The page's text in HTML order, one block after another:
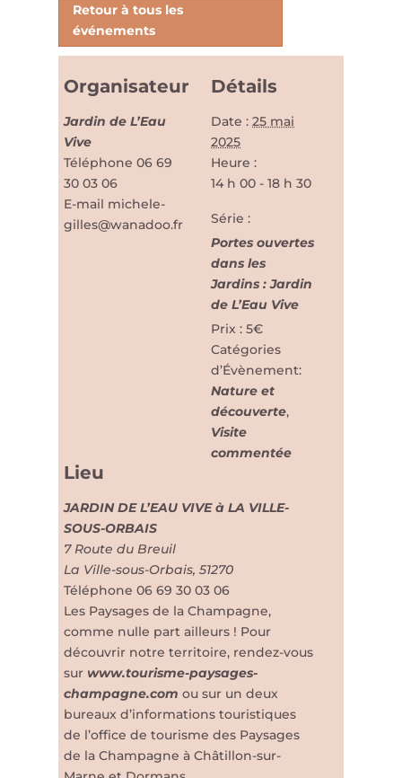
Détails
Date : 25 mai
2025
Heure :
14 h 00 - 18 h 30
Série :
Portes ouvertes
dans les
Jardins : Jardin
de L’Eau Vive
Prix : 5€
Catégories
d’Évènement:
Nature et
découverte,
Visite
commentée
Lieu
JARDIN DE L’EAU VIVE à LA VILLE-
SOUS-ORBAIS
7 Route du Breuil
La Ville-sous-Orbais, 51270
Téléphone 06 69 30 03 06
Les Paysages de la Champagne,
comme nulle part ailleurs ! Pour
découvrir notre territoire, rendez-vous
sur www.tourisme-paysages-
champagne.com ou sur un deux
bureaux d’informations touristiques
de l’office de tourisme des Paysages
de la Champagne à Châtillon-sur-
Organisateur
Jardin de L’Eau
Vive
Téléphone06 69
30 03 06
E-mail michele-
gilles@wanadoo.fr
Retour à tous les
événements